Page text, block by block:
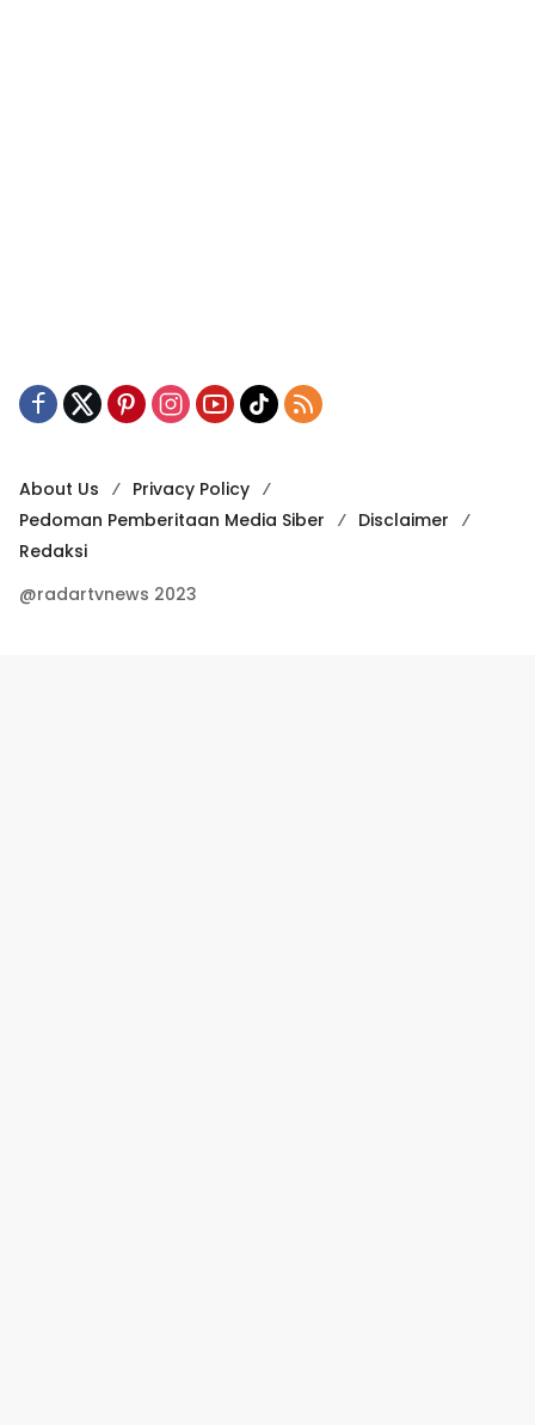
About Us
Privacy Policy
Pedoman Pemberitaan Media Siber
Disclaimer
Redaksi
@radartvnews 2023